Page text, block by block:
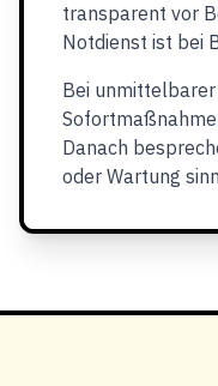
transparent vor
Notdienst ist bei
Bei
Danach
oder Wartung